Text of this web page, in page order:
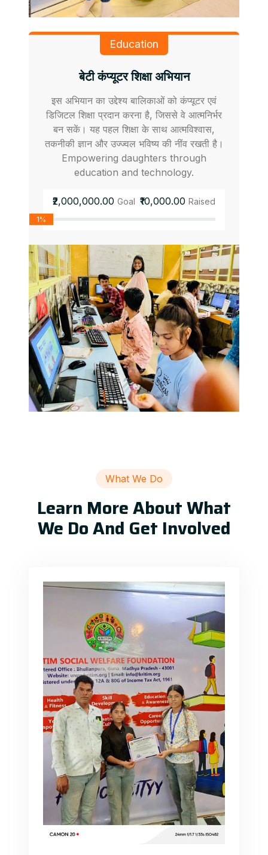
Education
बेटी कंप्यूटर शिक्षा अभियान
इस अभियान का उद्देश्य बालिकाओं को कंप्यूटर एवं
डिजिटल शिक्षा प्रदान करना है, जिससे वे आत्मनिर्भर
बन सकें। यह पहल शिक्षा के साथ आत्मविश्वास,
तकनीकी ज्ञान और उज्ज्वल भविष्य की नींव रखती है।
Empowering daughters through
education and technology.
₹2,000,000.00 Goal ₹10,000.00 Raised
1%
What We Do
Learn More About What
We Do And Get Involved